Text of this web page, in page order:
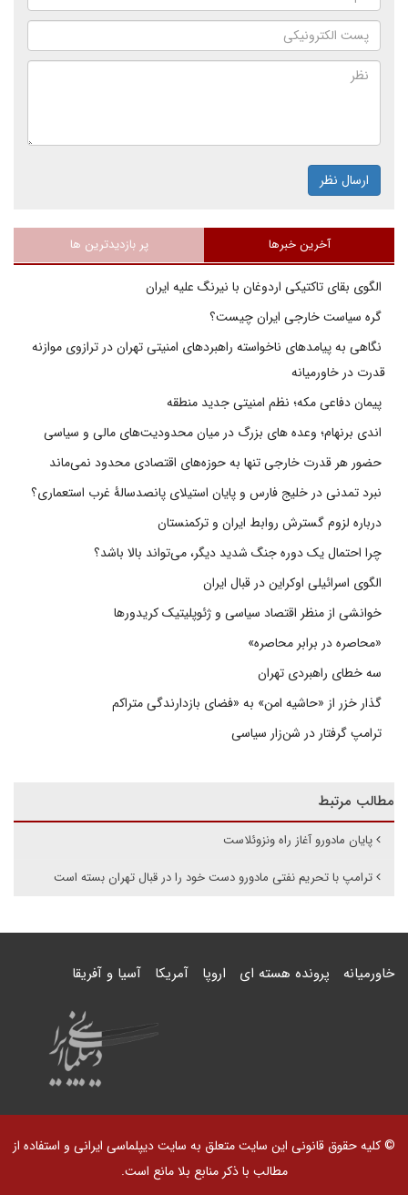
ارسال نظر
آخرین خبرها پر بازدیدترین ها
الگوی بقای تاکتیکی اردوغان با نیرنگ علیه ایران
گره سیاست خارجی ایران چیست؟
نگاهی به پیامدهای ناخواسته راهبردهای امنیتی تهران در ترازوی موازنه
قدرت در خاورمیانه
پیمان دفاعی مکه؛ نظم امنیتی جدید منطقه
اندی برنهام؛ وعده های بزرگ در میان محدودیت‌های مالی و سیاسی
حضور هر قدرت خارجی تنها به حوزه‌های اقتصادی محدود نمی‌ماند
نبرد تمدنی در خلیج فارس و پایان استیلای پانصدسالۀ غرب استعماری؟
درباره لزوم گسترش روابط ایران و ترکمنستان
چرا احتمال یک دوره جنگ شدید دیگر، می‌تواند بالا باشد؟
الگوی اسرائیلی اوکراین در قبال ایران
خوانشی از منظر اقتصاد سیاسی و ژئوپلیتیک کریدورها
«محاصره در برابر محاصره»
سه خطای راهبردی تهران
گذار خزر از «حاشیه امن» به «فضای بازدارندگی متراکم
ترامپ گرفتار در شن‌زار سیاسی
مطالب مرتبط
پایان مادورو آغاز راه ونزوئلاست
ترامپ با تحریم نفتی مادورو دست خود را در قبال تهران بسته است
خاورمیانه پرونده هسته ای اروپا آمریکا آسیا و آفریقا
© کلیه حقوق قانونی این سایت متعلق به سایت دیپلماسی ایرانی و استفاده از
مطالب با ذکر منابع بلا مانع است.